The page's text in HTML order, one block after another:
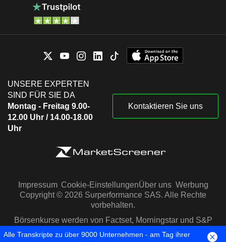
UNSERE EXPERTEN
SIND FÜR SIE DA
Montag - Freitag 9.00-
12.00 Uhr / 14.00-18.00
Uhr
Kontaktieren Sie uns
Impressum Cookie-EinstellungenÜber uns Werbung
Copyright © 2026 Surperformance SAS. Alle Rechte
vorbehalten.
Börsenkurse werden von Factset, Morningstar und S&P
Capital IQ zur Verfügung gestellt
Alle Transkripte zu über 9000 Unternehmen - am Tag ihrer